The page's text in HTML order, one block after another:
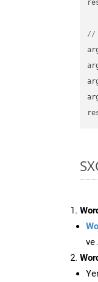
//
ve